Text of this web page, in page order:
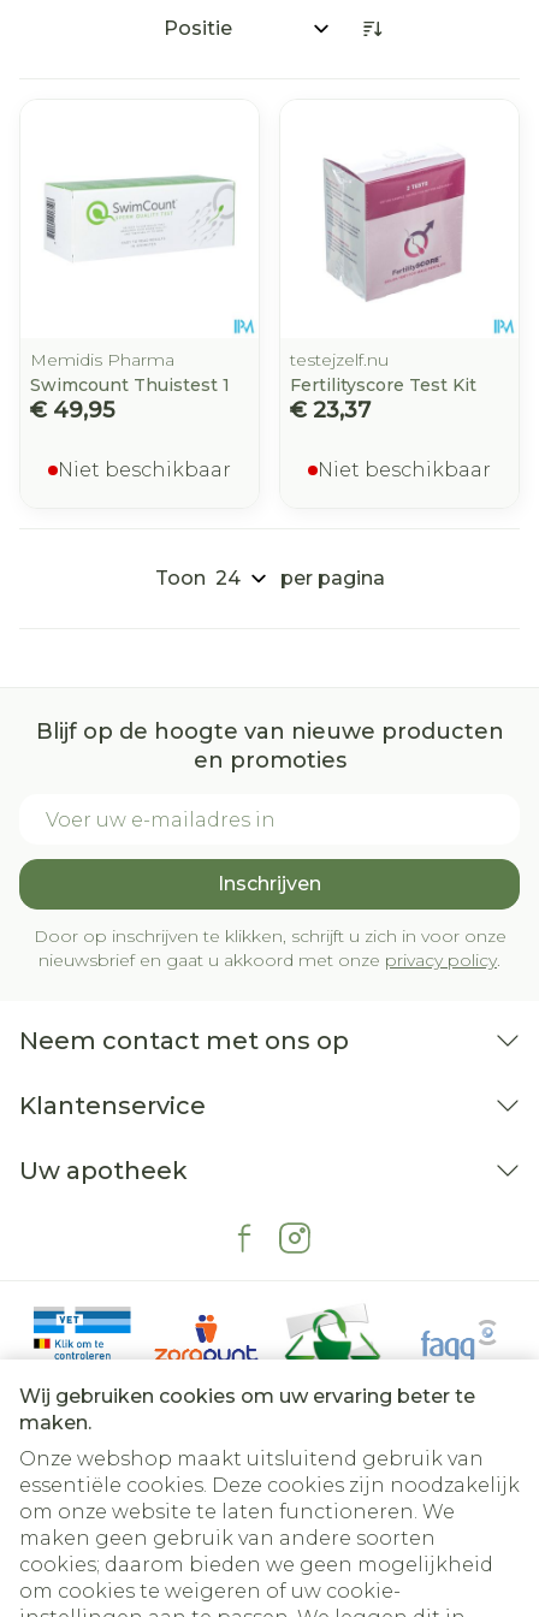
Wij gebruiken cookies om uw ervaring beter te
maken.
Onze webshop maakt uitsluitend gebruik van
essentiële cookies. Deze cookies zijn noodzakelijk
om onze website te laten functioneren. We
maken geen gebruik van andere soorten
cookies; daarom bieden we geen mogelijkheid
om cookies te weigeren of uw cookie-
Sorteer op:
Memidis Pharma
Swimcount Thuistest 1
€ 49,95
Niet beschikbaar
testejzelf.nu
Fertilityscore Test Kit
€ 23,37
Niet beschikbaar
Toon per pagina
Blijf op de hoogte van nieuwe producten
en promoties
Inschrijven
Door op inschrijven te klikken, schrijft u zich in voor onze
nieuwsbrief en gaat u akkoord met onze privacy policy.
Neem contact met ons op
Klantenservice
Uw apotheek
Juridische links